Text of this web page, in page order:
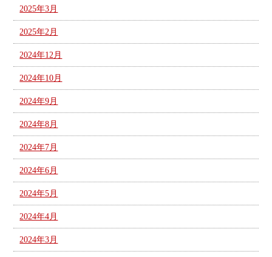
2025年3月
2025年2月
2024年12月
2024年10月
2024年9月
2024年8月
2024年7月
2024年6月
2024年5月
2024年4月
2024年3月